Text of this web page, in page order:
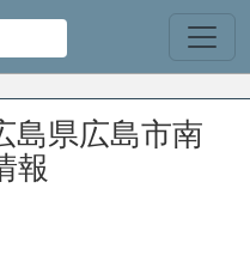
島県広島市南
報